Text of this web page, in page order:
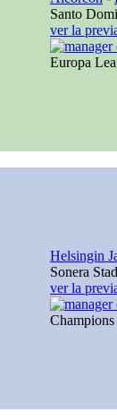
Santo
ver la
Europa
Helsingin
Sonera
ver la